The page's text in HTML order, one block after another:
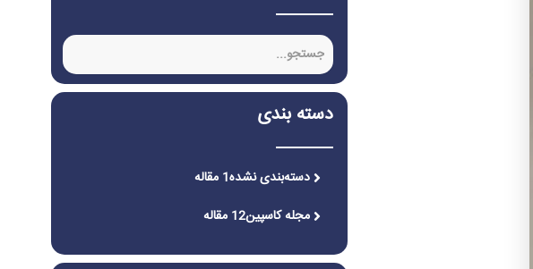
دسته بندی
دسته‌بندی نشده1 مقاله
مجله کاسپین12 مقاله